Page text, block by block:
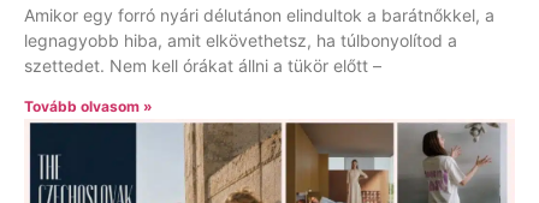
Amikor egy forró nyári délutánon elindultok a barátnőkkel, a
legnagyobb hiba, amit elkövethetsz, ha túlbonyolítod a
szettedet. Nem kell órákat állni a tükör előtt –
Tovább olvasom »